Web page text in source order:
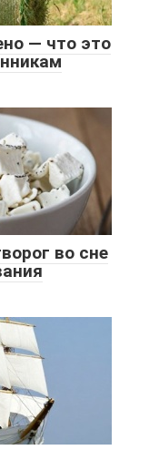
— что это
во сне